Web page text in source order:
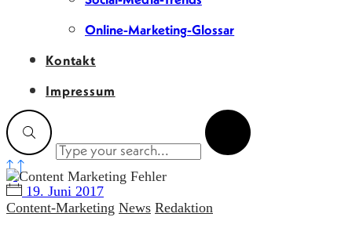
Online-Marketing-Glossar
Kontakt
Impressum
19. Juni 2017
Content-Marketing News Redaktion